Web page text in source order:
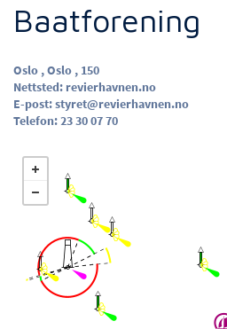
Baatforening
Oslo , Oslo , 150
Nettsted: revierhavnen.no
E-post:styret@revierhavnen.no
Telefon: 23 30 07 70